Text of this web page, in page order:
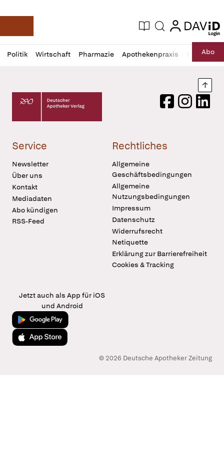
Deutsche Apotheker Zeitung
Aktuelle Ausgabe
Suche login
login
Politik Wirtschaft Pharmazie Apothekenpraxis RechtAbo
Profil
öffnen
Daz
Pur
Deutscher Apotheker Verlag Logo
FacebookInstagram
Service
Newsletter
Über uns
Kontakt
Mediadaten
Abo kündigen
RSS-Feed
Rechtliches
Allgemeine
Geschäftsbedingungen
Allgemeine
Nutzungsbedingungen
Impressum
Datenschutz
Widerrufsrecht
Netiquette
Erklärung zur Barrierefreiheit
Cookies & Tracking
Jetzt auch als App für iOS
und Android
Jetzt bei Google Play
Laden im App Store
© 2026 Deutsche Apotheker Zeitung